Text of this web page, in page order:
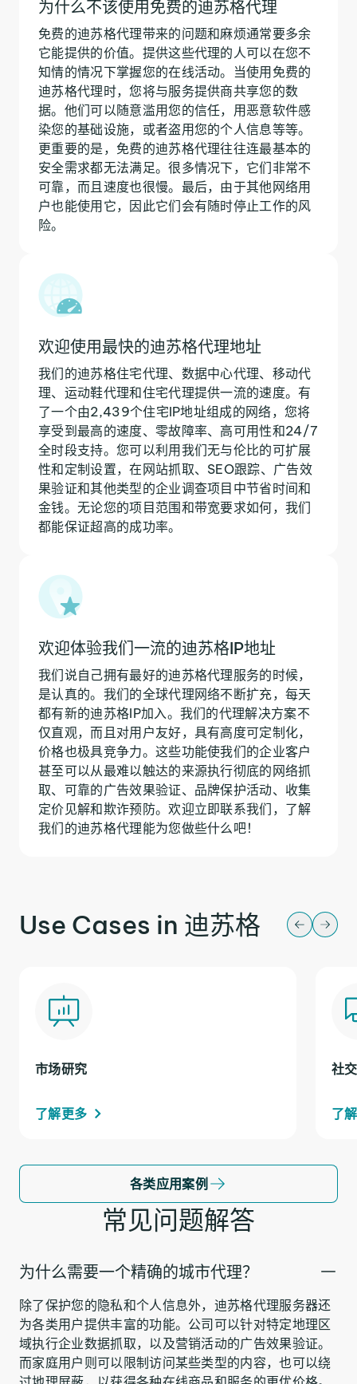
为什么不该使用免费的迪苏格代理
免费的迪苏格代理带来的问题和麻烦通常要多余
它能提供的价值。提供这些代理的人可以在您不
知情的情况下掌握您的在线活动。当使用免费的
迪苏格代理时，您将与服务提供商共享您的数
据。他们可以随意滥用您的信任，用恶意软件感
染您的基础设施，或者盗用您的个人信息等等。
更重要的是，免费的迪苏格代理往往连最基本的
安全需求都无法满足。很多情况下，它们非常不
可靠，而且速度也很慢。最后，由于其他网络用
户也能使用它，因此它们会有随时停止工作的风
险。
欢迎使用最快的迪苏格代理地址
我们的迪苏格住宅代理、数据中心代理、移动代
理、运动鞋代理和住宅代理提供一流的速度。有
了一个由2,439个住宅IP地址组成的网络，您将
享受到最高的速度、零故障率、高可用性和24/7
全时段支持。您可以利用我们无与伦比的可扩展
性和定制设置，在网站抓取、SEO跟踪、广告效
果验证和其他类型的企业调查项目中节省时间和
金钱。无论您的项目范围和带宽要求如何，我们
都能保证超高的成功率。
欢迎体验我们一流的迪苏格IP地址
我们说自己拥有最好的迪苏格代理服务的时候，
是认真的。我们的全球代理网络不断扩充，每天
都有新的迪苏格IP加入。我们的代理解决方案不
仅直观，而且对用户友好，具有高度可定制化，
价格也极具竞争力。这些功能使我们的企业客户
甚至可以从最难以触达的来源执行彻底的网络抓
取、可靠的广告效果验证、品牌保护活动、收集
定价见解和欺诈预防。欢迎立即联系我们，了解
我们的迪苏格代理能为您做些什么吧！
Use Cases in 迪苏格
市场研究
了解更多
社
了
各类应用案例
常见问题解答
为什么需要一个精确的城市代理？
除了保护您的隐私和个人信息外，迪苏格代理服务器还
为各类用户提供丰富的功能。公司可以针对特定地理区
域执行企业数据抓取，以及营销活动的广告效果验证。
而家庭用户则可以限制访问某些类型的内容，也可以绕